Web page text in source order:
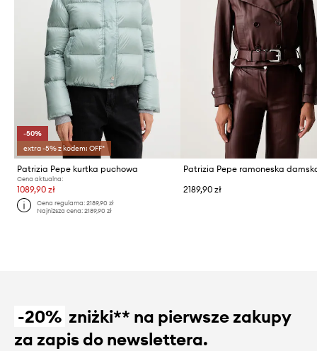
-50%
extra -5% z kodem: OFF*
Patrizia Pepe kurtka puchowa
Cena aktualna:
1089,90 zł
Cena regularna:2189,90 zł
Najniższa cena:2189,90 zł
2189,90 zł
-20% zniżki** na pierwsze zakupy
za zapis do newslettera.